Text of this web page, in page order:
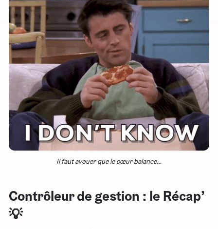
Il faut avouer que le cœur balance…
Contrôleur de gestion : le Récap’
💡